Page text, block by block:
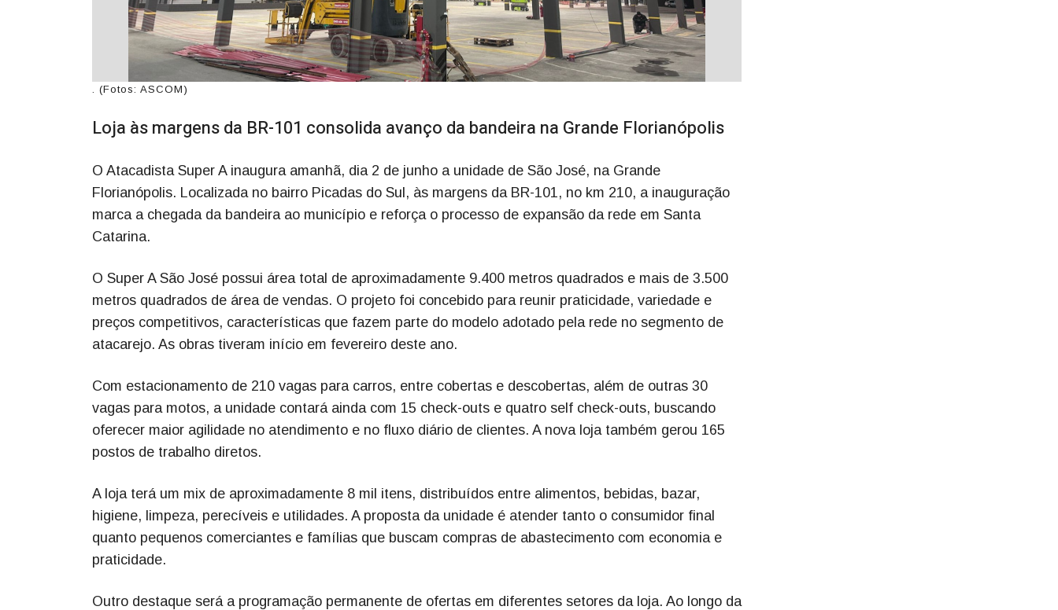
. (Fotos: ASCOM)
Loja às margens da BR-101 consolida avanço da bandeira na Grande Florianópolis
O Atacadista Super A inaugura amanhã, dia 2 de junho a unidade de São José, na Grande
Florianópolis. Localizada no bairro Picadas do Sul, às margens da BR-101, no km 210, a inauguração
marca a chegada da bandeira ao município e reforça o processo de expansão da rede em Santa
Catarina.
O Super A São José possui área total de aproximadamente 9.400 metros quadrados e mais de 3.500
metros quadrados de área de vendas. O projeto foi concebido para reunir praticidade, variedade e
preços competitivos, características que fazem parte do modelo adotado pela rede no segmento de
atacarejo. As obras tiveram início em fevereiro deste ano.
Com estacionamento de 210 vagas para carros, entre cobertas e descobertas, além de outras 30
vagas para motos, a unidade contará ainda com 15 check-outs e quatro self check-outs, buscando
oferecer maior agilidade no atendimento e no fluxo diário de clientes. A nova loja também gerou 165
postos de trabalho diretos.
A loja terá um mix de aproximadamente 8 mil itens, distribuídos entre alimentos, bebidas, bazar,
higiene, limpeza, perecíveis e utilidades. A proposta da unidade é atender tanto o consumidor final
quanto pequenos comerciantes e famílias que buscam compras de abastecimento com economia e
praticidade.
Outro destaque será a programação permanente de ofertas em diferentes setores da loja. Ao longo da